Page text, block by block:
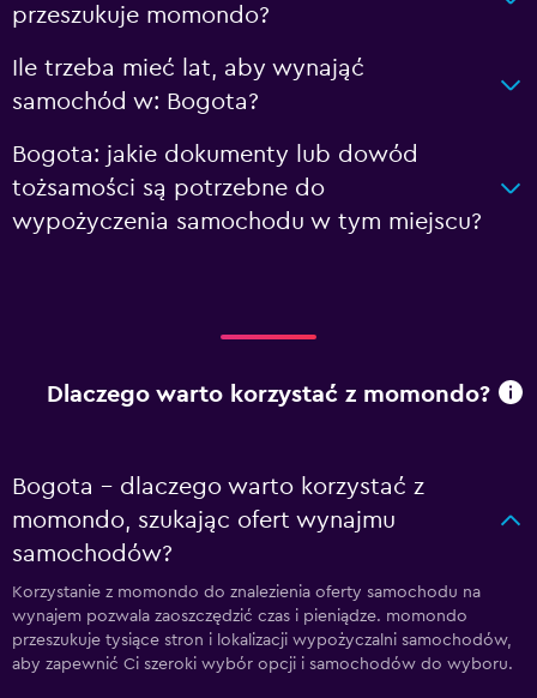
przeszukuje momondo?
Ile trzeba mieć lat, aby wynająć
samochód w: Bogota?
Bogota: jakie dokumenty lub dowód
tożsamości są potrzebne do
wypożyczenia samochodu w tym miejscu?
Dlaczego warto korzystać z momondo?
Bogota – dlaczego warto korzystać z
momondo, szukając ofert wynajmu
samochodów?
Korzystanie z momondo do znalezienia oferty samochodu na
wynajem pozwala zaoszczędzić czas i pieniądze. momondo
przeszukuje tysiące stron i lokalizacji wypożyczalni samochodów,
aby zapewnić Ci szeroki wybór opcji i samochodów do wyboru.